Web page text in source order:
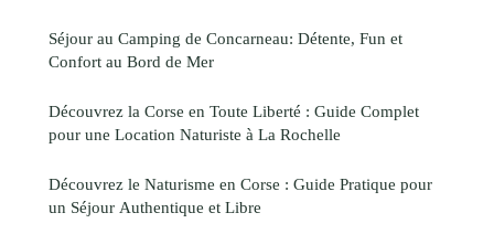
Séjour au Camping de Concarneau: Détente, Fun et
Confort au Bord de Mer
Découvrez la Corse en Toute Liberté : Guide Complet
pour une Location Naturiste à La Rochelle
Découvrez le Naturisme en Corse : Guide Pratique pour
un Séjour Authentique et Libre